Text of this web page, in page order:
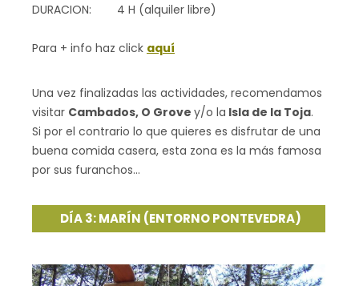
DURACION: 4 H (alquiler libre)
Para + info haz click aquí
Una vez finalizadas las actividades, recomendamos
visitar Cambados, O Grove y/o la Isla de la Toja.
Si por el contrario lo que quieres es disfrutar de una
buena comida casera, esta zona es la más famosa
por sus furanchos…
DÍA 3: MARÍN (ENTORNO PONTEVEDRA)